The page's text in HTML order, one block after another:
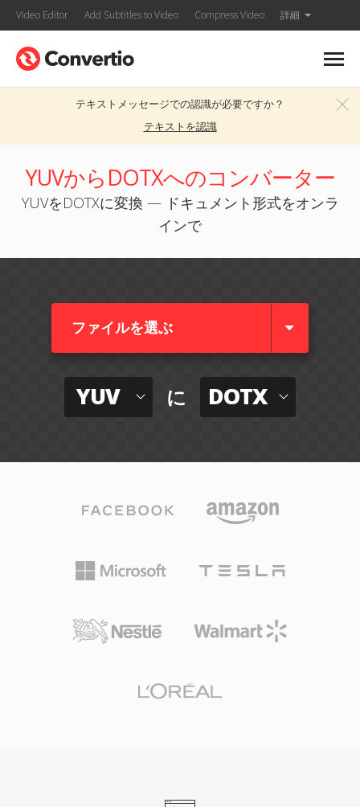
Video Editor Add Subtitles to Video Compress Video 詳細
テキストメッセージでの認識が必要ですか？
テキストを認識
YUVからDOTXへのコンバーター
YUVをDOTXに変換 — ドキュメント形式をオンラ
インで
ファイルを選ぶ
YUV に DOTX